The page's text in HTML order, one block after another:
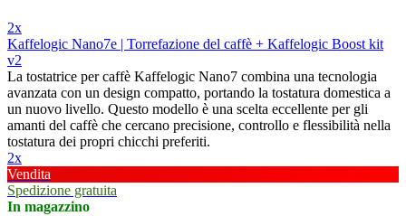
2x
Kaffelogic Nano7e | Torrefazione del caffè + Kaffelogic Boost kit
v2
La tostatrice per caffè Kaffelogic Nano7 combina una tecnologia
avanzata con un design compatto, portando la tostatura domestica a
un nuovo livello. Questo modello è una scelta eccellente per gli
amanti del caffè che cercano precisione, controllo e flessibilità nella
tostatura dei propri chicchi preferiti.
2x
Vendita
Spedizione gratuita
In magazzino